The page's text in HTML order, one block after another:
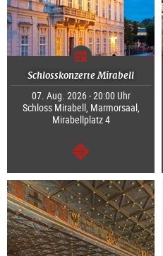
Schlosskonzerte Mirabell
07. Aug. 2026 - 20:00 Uhr
Schloss Mirabell, Marmorsaal,
Mirabellplatz 4
weiter